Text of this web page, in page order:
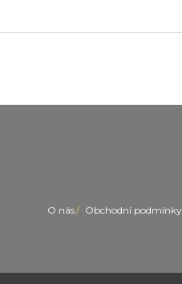
O nás Obchodní podmínky